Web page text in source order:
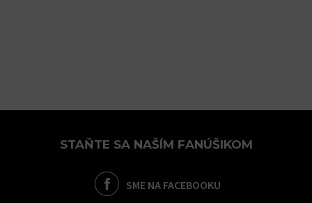
STAŇTE SA NAŠÍM FANÚŠIKOM
SME NA FACEBOOKU